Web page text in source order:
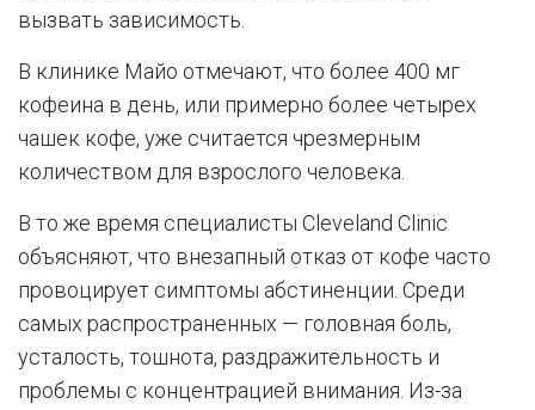
вызвать зависимость.
В клинике Майо отмечают, что более 400 мг
кофеина в день, или примерно более четырех
чашек кофе, уже считается чрезмерным
количеством для взрослого человека.
В то же время специалисты Cleveland Clinic
объясняют, что внезапный отказ от кофе часто
провоцирует симптомы абстиненции. Среди
самых распространенных — головная боль,
усталость, тошнота, раздражительность и
проблемы с концентрацией внимания. Из-за